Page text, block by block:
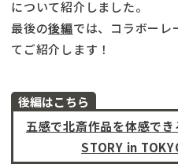
について紹介しました。
最後の後編では、コラボーレ
てご紹介します！
後編はこちら
五感で北斎作品を体感で
STORY in